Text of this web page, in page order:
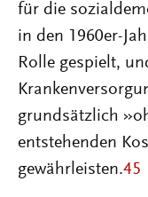
für die
in den 1960er-
Rolle gespielt,
grundsätzlich
entstehenden
gewährleisten.45